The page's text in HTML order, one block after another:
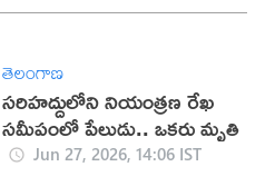
తెలంగాణ
సరిహద్దులోని నియంత్రణ రేఖ
సమీపంలో పేలుడు.. ఒకరు మృతి
Jun 27, 2026, 14:06 IST